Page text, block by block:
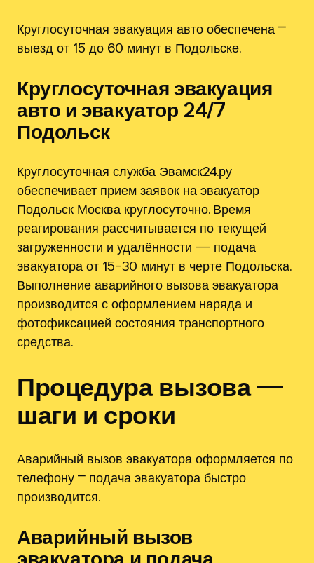
Круглосуточная эвакуация авто обеспечена ⎻
выезд от 15 до 60 минут в Подольске.
Круглосуточная эвакуация
авто и эвакуатор 24/7
Подольск
Круглосуточная служба Эвамск24.ру
обеспечивает прием заявок на эвакуатор
Подольск Москва круглосуточно. Время
реагирования рассчитывается по текущей
загруженности и удалённости — подача
эвакуатора от 15–30 минут в черте Подольска.
Выполнение аварийного вызова эвакуатора
производится с оформлением наряда и
фотофиксацией состояния транспортного
средства.
Процедура вызова —
шаги и сроки
Аварийный вызов эвакуатора оформляется по
телефону ⎻ подача эвакуатора быстро
производится.
Аварийный вызов